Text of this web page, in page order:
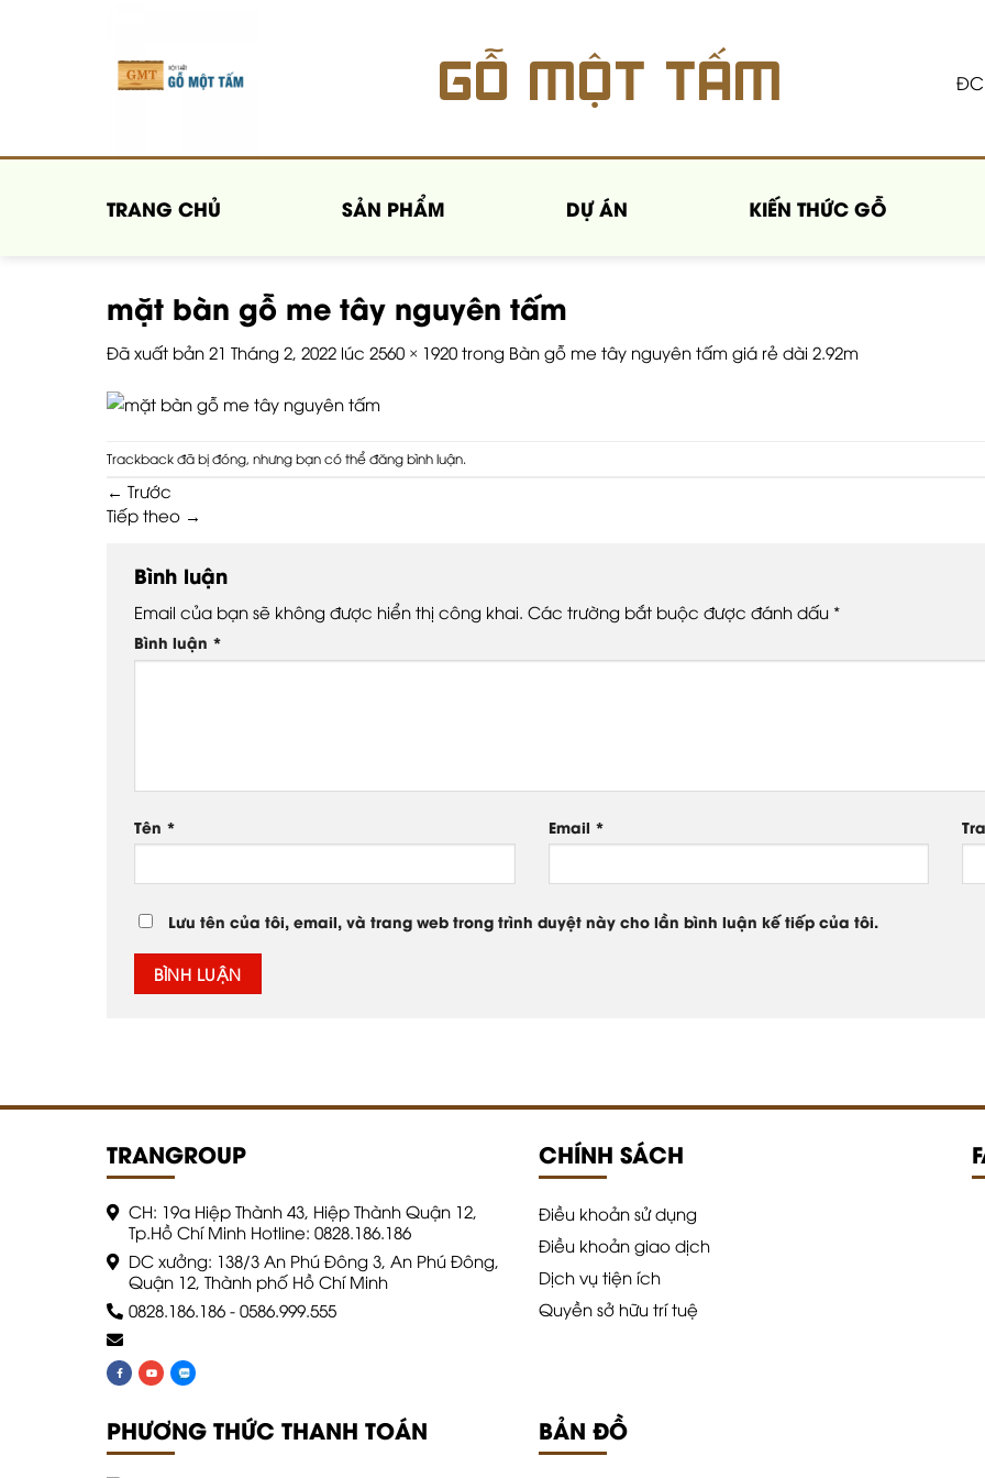
GỖ MỘT TẤM
TRANG CHỦ SẢN PHẨM DỰ ÁN KIẾN THỨC GỖ
mặt bàn gỗ me tây nguyên tấm
Đã xuất bản 21 Tháng 2, 2022 lúc 2560 × 1920 trong Bàn gỗ me tây nguyên tấm giá rẻ dài 2.92m
Trackback đã bị đóng, nhưng bạn có thểđăng bình luận.
← Trước
Tiếp theo →
Bình luận
Email của bạn sẽ không được hiển thị công khai. Các trường bắt buộc được đánh dấu *
Bình luận *
Tên * Email *
Lưu tên của tôi, email, và trang web trong trình duyệt này cho lần bình luận kế tiếp của tôi.
TRANGROUP
CH: 19a Hiệp Thành 43, Hiệp Thành Quận 12,
Tp.Hồ Chí Minh Hotline: 0828.186.186
DC xưởng: 138/3 An Phú Đông 3, An Phú Đông,
Quận 12, Thành phố Hồ Chí Minh
0828.186.186 - 0586.999.555
CHÍNH SÁCH
Điều khoản sử dụng
Điều khoản giao dịch
Dịch vụ tiện ích
Quyền sở hữu trí tuệ
PHƯƠNG THỨC THANH TOÁN BẢN ĐỒ